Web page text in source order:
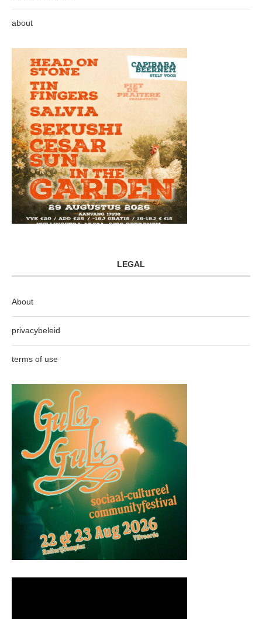
about
LEGAL
About
privacybeleid
terms of use